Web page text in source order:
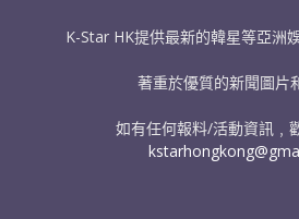
K-Star HK提供最新的韓星等亞洲
著重於優質的新聞圖片
如有任何報料/活動資訊﹐